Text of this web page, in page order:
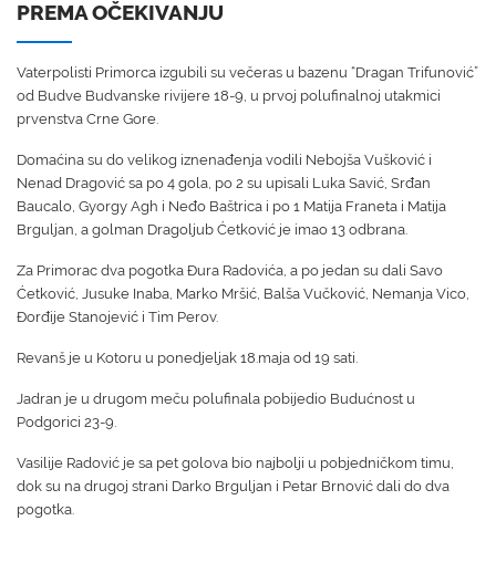
PREMA OČEKIVANJU
Vaterpolisti Primorca izgubili su večeras u bazenu “Dragan Trifunović”
od Budve Budvanske rivijere 18-9, u prvoj polufinalnoj utakmici
prvenstva Crne Gore.
Domaćina su do velikog iznenađenja vodili Nebojša Vušković i
Nenad Dragović sa po 4 gola, po 2 su upisali Luka Savić, Srđan
Baucalo, Gyorgy Agh i Neđo Baštrica i po 1 Matija Franeta i Matija
Brguljan, a golman Dragoljub Ćetković je imao 13 odbrana.
Za Primorac dva pogotka Đura Radovića, a po jedan su dali Savo
Ćetković, Jusuke Inaba, Marko Mršić, Balša Vučković, Nemanja Vico,
Đorđije Stanojević i Tim Perov.
Revanš je u Kotoru u ponedjeljak 18.maja od 19 sati.
Jadran je u drugom meču polufinala pobijedio Budućnost u
Podgorici 23-9.
Vasilije Radović je sa pet golova bio najbolji u pobjedničkom timu,
dok su na drugoj strani Darko Brguljan i Petar Brnović dali do dva
pogotka.